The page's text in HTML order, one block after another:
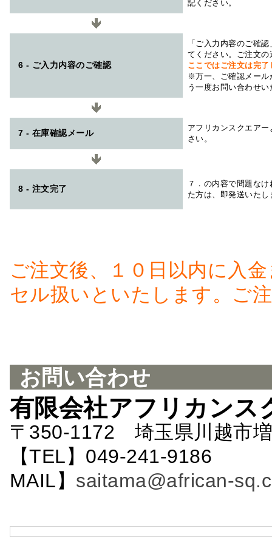
記ください。
6 - ご入力内容のご確認
「ご入力内容のご確
てください。ご注文
ここではご注文は完
※万一、ご確認メール
う一度お問い合わせ
7 - 在庫確認メール
アフリカンスクエアー
さい。
8 - 注文完了
７．の内容で問題な
た方は、即発送いたし
ご注文後、１０日以内に入
セル扱いといたします。ご
お問い合わせ
有限会社アフリカンス
〒350-1172 埼玉県川越市
【TEL】049-241-
MAIL】 saitama@african-